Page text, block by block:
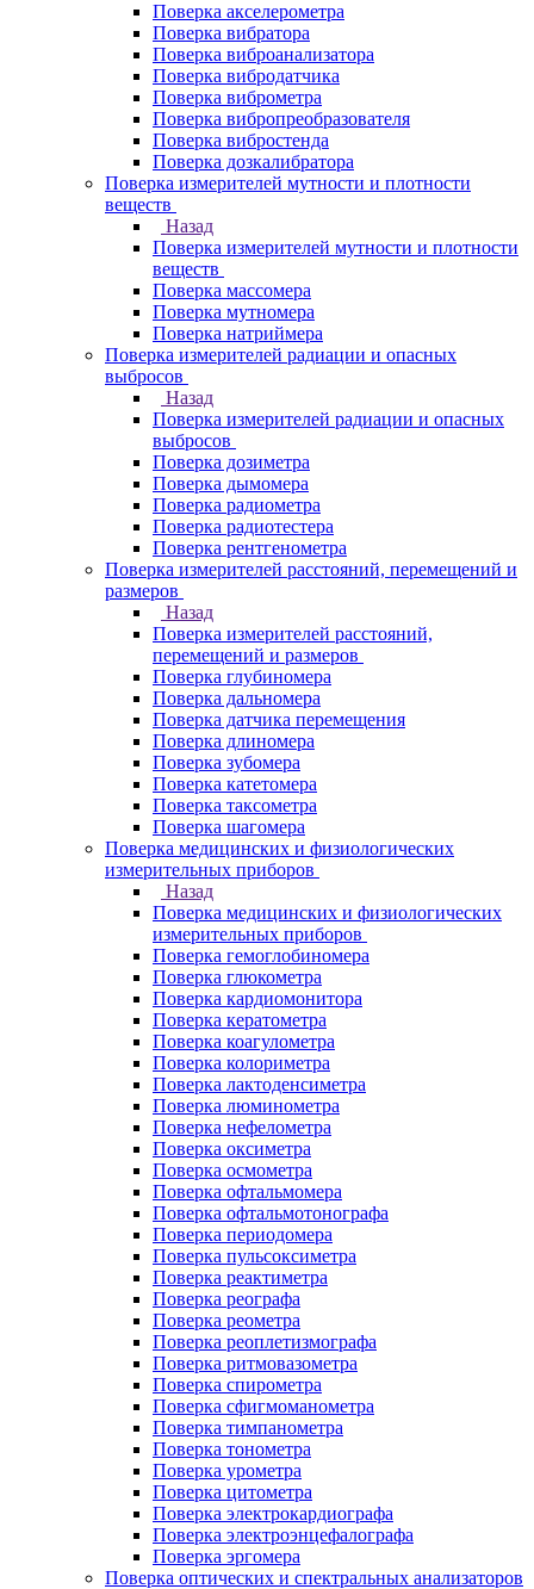
Поверка акселерометра
Поверка вибратора
Поверка виброанализатора
Поверка вибродатчика
Поверка виброметра
Поверка вибропреобразователя
Поверка вибростенда
Поверка дозкалибратора
Поверка измерителей мутности и плотности
веществ
Назад
Поверка измерителей мутности и плотности
веществ
Поверка массомера
Поверка мутномера
Поверка натриймера
Поверка измерителей радиации и опасных
выбросов
Назад
Поверка измерителей радиации и опасных
выбросов
Поверка дозиметра
Поверка дымомера
Поверка радиометра
Поверка радиотестера
Поверка рентгенометра
Поверка измерителей расстояний, перемещений и
размеров
Назад
Поверка измерителей расстояний,
перемещений и размеров
Поверка глубиномера
Поверка дальномера
Поверка датчика перемещения
Поверка длиномера
Поверка зубомера
Поверка катетомера
Поверка таксометра
Поверка шагомера
Поверка медицинских и физиологических
измерительных приборов
Назад
Поверка медицинских и физиологических
измерительных приборов
Поверка гемоглобиномера
Поверка глюкометра
Поверка кардиомонитора
Поверка кератометра
Поверка коагулометра
Поверка колориметра
Поверка лактоденсиметра
Поверка люминометра
Поверка нефелометра
Поверка оксиметра
Поверка осмометра
Поверка офтальмомера
Поверка офтальмотонографа
Поверка периодомера
Поверка пульсоксиметра
Поверка реактиметра
Поверка реографа
Поверка реометра
Поверка реоплетизмографа
Поверка ритмовазометра
Поверка спирометра
Поверка сфигмоманометра
Поверка тимпанометра
Поверка тонометра
Поверка урометра
Поверка цитометра
Поверка электрокардиографа
Поверка электроэнцефалографа
Поверка эргомера
Поверка оптических и спектральных анализаторов